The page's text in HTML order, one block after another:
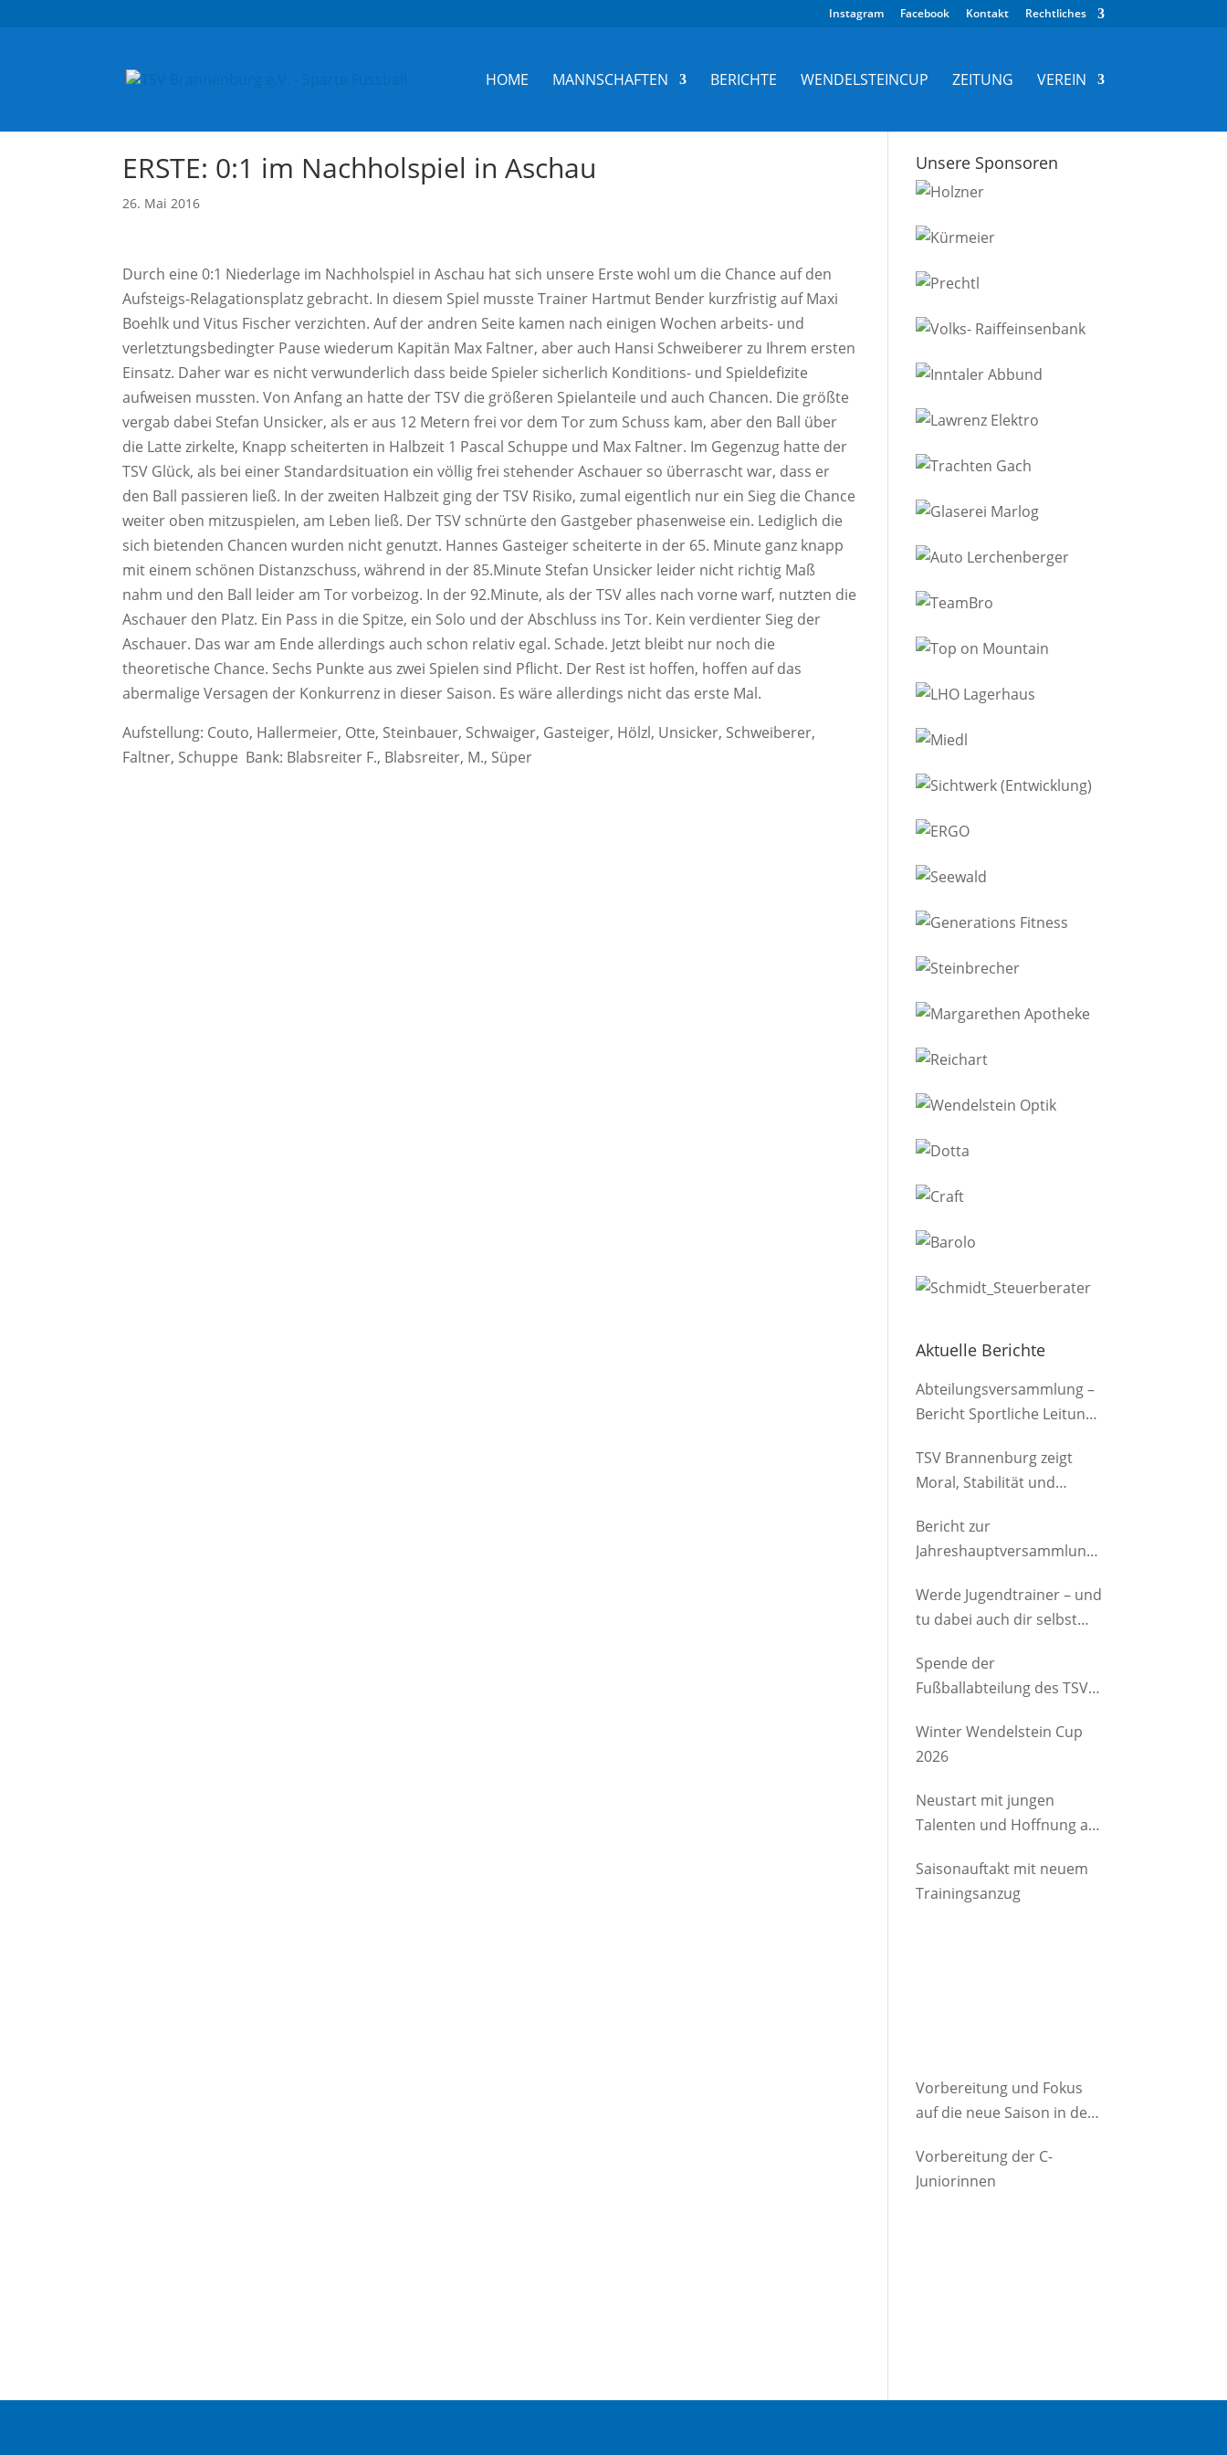
Instagram Facebook Kontakt Rechtliches
HOME MANNSCHAFTEN BERICHTE WENDELSTEINCUP ZEITUNG VEREIN
ERSTE: 0:1 im Nachholspiel in Aschau
26. Mai 2016
Durch eine 0:1 Niederlage im Nachholspiel in Aschau hat sich unsere Erste wohl um die Chance auf den
Aufsteigs-Relagationsplatz gebracht. In diesem Spiel musste Trainer Hartmut Bender kurzfristig auf Maxi
Boehlk und Vitus Fischer verzichten. Auf der andren Seite kamen nach einigen Wochen arbeits- und
verletztungsbedingter Pause wiederum Kapitän Max Faltner, aber auch Hansi Schweiberer zu Ihrem ersten
Einsatz. Daher war es nichtverwunderlich dass beide Spieler sicherlich Konditions- und Spieldefizite
aufweisen mussten. Von Anfang an hatte der TSV die größeren Spielanteile und auch Chancen. Die größte
vergab dabei Stefan Unsicker, als er aus 12 Metern frei vor dem Tor zum Schuss kam, aber den Ball über
die Latte zirkelte, Knapp scheiterten in Halbzeit 1 Pascal Schuppe und Max Faltner. Im Gegenzug hatte der
TSV Glück, als bei einer Standardsituation ein völlig frei stehender Aschauer so überrascht war, dass er
den Ball passieren ließ. In der zweiten Halbzeit ging der TSV Risiko, zumal eigentlich nur ein Sieg die Chance
weiter oben mitzuspielen, am Leben ließ. Der TSV schnürte den Gastgeber phasenweise ein. Lediglich die
sich bietenden Chancen wurden nicht genutzt. Hannes Gasteiger scheiterte in der 65. Minute ganz knapp
mit einem schönen Distanzschuss, während in der 85.Minute Stefan Unsicker leider nicht richtig Maß
nahm und den Ball leider am Tor vorbeizog. In der 92.Minute, als der TSV alles nach vorne warf, nutzten die
Aschauer den Platz. Ein Pass in die Spitze, ein Solo und der Abschluss ins Tor. Kein verdienter Sieg der
Aschauer. Das war am Ende allerdings auch schon relativ egal. Schade. Jetzt bleibt nur noch die
theoretische Chance. Sechs Punkte aus zwei Spielen sind Pflicht. Der Rest ist hoffen, hoffen auf das
abermalige Versagen der Konkurrenz in dieser Saison. Es wäre allerdings nicht das erste Mal.
Aufstellung: Couto, Hallermeier, Otte, Steinbauer, Schwaiger, Gasteiger, Hölzl, Unsicker, Schweiberer,
Faltner, Schuppe Bank: Blabsreiter F., Blabsreiter, M., Süper
Unsere Sponsoren
Aktuelle Berichte
Abteilungsversammlung –
Bericht Sportliche Leitung
TSV Brannenburg zeigt
Moral, Stabilität und
Bericht zur
Jahreshauptversammlung
12.03.2026
Werde Jugendtrainer – und
tu dabei auch dir selbst
Spende der
Fußballabteilung des TSV
Kindergartenverein
Degerndorf/Brannenburg
Winter Wendelstein Cup
2026
Neustart mit jungen
Talenten und Hoffnung auf
Saisonauftakt mit neuem
Trainingsanzug
Vorbereitung und Fokus
auf die neue Saison in der
Vorbereitung der C-
Juniorinnen